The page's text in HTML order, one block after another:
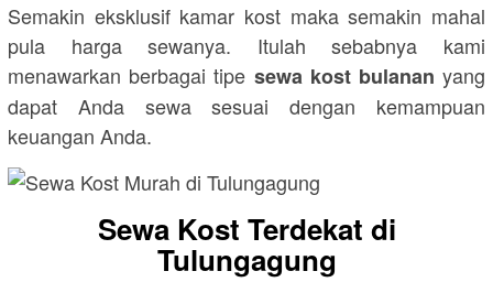
Semakin eksklusif kamar kost maka semakin mahal
pula harga sewanya. Itulah sebabnya kami
menawarkan berbagai tipe sewa kost bulanan yang
dapat Anda sewa sesuai dengan kemampuan
keuangan Anda.
Sewa Kost Terdekat di
Tulungagung